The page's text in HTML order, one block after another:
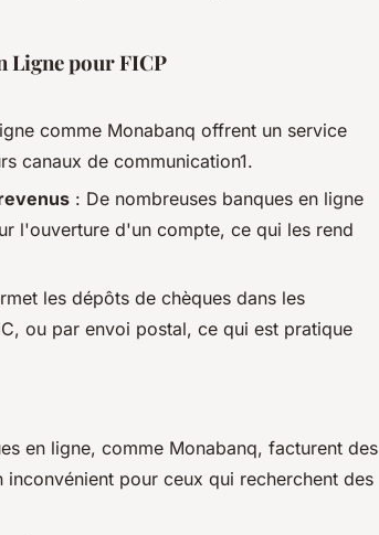
Ligne pour FICP
comme Monabanq offrent un service
canaux de communication1.
: De nombreuses banques en ligne
l'ouverture d'un compte, ce qui les rend
les dépôts de chèques dans les
ou par envoi postal, ce qui est pratique
en ligne, comme Monabanq, facturent des
pour ceux qui recherchent des